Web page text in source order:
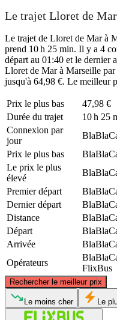
Le trajet Lloret de
Le trajet de Lloret de Mar à
prend 10 h 25 min. Il y a 4
départ au 01:40 et le dernier
Lloret de Mar à Marseille
jusqu'à 64,98 €. Le meilleur
Prix ​​le plus bas
47,98 €
Durée du trajet
10 h 25
Connexion par
jour
Prix ​​le plus bas
Le prix le plus
élevé
Premier départ
Dernier départ
Distance
Départ
Arrivée
Opérateurs
FlixBus
Rechercher le meilleur prix
Le moins cher Le